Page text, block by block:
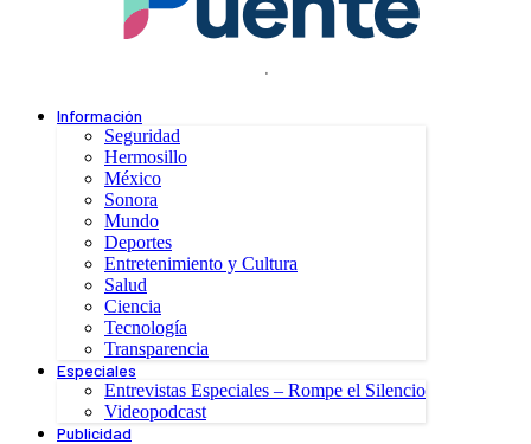
.
Información
Seguridad
Hermosillo
México
Sonora
Mundo
Deportes
Entretenimiento y Cultura
Salud
Ciencia
Tecnología
Transparencia
Especiales
Entrevistas Especiales – Rompe el Silencio
Videopodcast
Publicidad